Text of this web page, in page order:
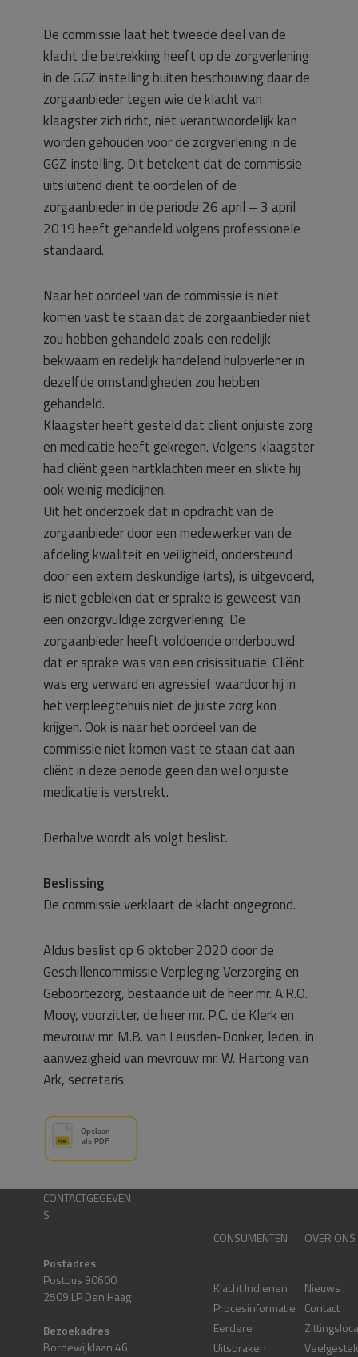
De commissie laat het tweede deel van de
klacht die betrekking heeft op de zorgverlening
in de GGZ instelling buiten beschouwing daar de
zorgaanbieder tegen wie de klacht van
klaagster zich richt, niet verantwoordelijk kan
worden gehouden voor de zorgverlening in de
GGZ-instelling. Dit betekent dat de commissie
uitsluitend dient te oordelen of de
zorgaanbieder in de periode 26 april – 3 april
2019 heeft gehandeld volgens professionele
standaard.
Naar het oordeel van de commissie is niet
komen vast te staan dat de zorgaanbieder niet
zou hebben gehandeld zoals een redelijk
bekwaam en redelijk handelend hulpverlener in
dezelfde omstandigheden zou hebben
gehandeld.
Klaagster heeft gesteld dat cliënt onjuiste zorg
en medicatie heeft gekregen. Volgens klaagster
had cliënt geen hartklachten meer en slikte hij
ook weinig medicijnen.
Uit het onderzoek dat in opdracht van de
zorgaanbieder door een medewerker van de
afdeling kwaliteit en veiligheid, ondersteund
door een extern deskundige (arts), is uitgevoerd,
is niet gebleken dat er sprake is geweest van
een onzorgvuldige zorgverlening. De
zorgaanbieder heeft voldoende onderbouwd
dat er sprake was van een crisissituatie. Cliënt
was erg verward en agressief waardoor hij in
het verpleegtehuis niet de juiste zorg kon
krijgen. Ook is naar het oordeel van de
commissie niet komen vast te staan dat aan
cliënt in deze periode geen dan wel onjuiste
medicatie is verstrekt.
Derhalve wordt als volgt beslist.
Beslissing
De commissie verklaart de klacht ongegrond.
Aldus beslist op 6 oktober 2020 door de
Geschillencommissie Verpleging Verzorging en
Geboortezorg, bestaande uit de heer mr. A.R.O.
Mooy, voorzitter, de heer mr. P.C. de Klerk en
mevrouw mr. M.B. van Leusden-Donker, leden, in
aanwezigheid van mevrouw mr. W. Hartong van
Ark, secretaris.
CONTACTGEGEVEN
S
Postadres
Postbus 90600
2509 LP Den Haag
Bezoekadres
Bordewijklaan 46
CONSUMENTEN
Klacht Indienen
Procesinformatie
Eerdere
Uitspraken
OVER ONS
Nieuws
Contact